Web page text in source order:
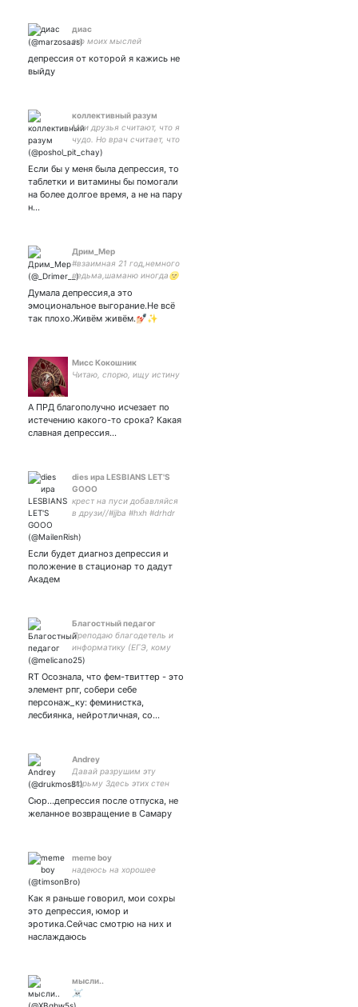
диас
эхо моих мыслей
депрессия от которой я кажись не
выйду
коллективный разум
Мои друзья считают, что я
чудо. Но врач считает, что
это чудо нужно лечить-
Если бы у меня была депрессия, то
таблетки и витамины бы помогали
на более долгое время, а не на пару
н…
Дрим_Мер
#взаимная 21 год,немного
ведьма,шаманю иногда🌝
разговоры о любви ☕️ 🍁
Думала депрессия,а это
эмоциональное выгорание.Не всё
так плохо.Живём живём.💅🏻✨
Мисс Кокошник
Читаю, спорю, ищу истину
А ПРД благополучно исчезает по
истечению какого-то срока? Какая
славная депрессия…
dies ира LESBIANS LET'S
GOOO
крест на пуси добавляйся
в друзи//#jjba #hxh #drhdr
мемов,мерзких
луков,редких рисунков и
уебанских теорий// 21 y.o.
Если будет диагноз депрессия и
положение в стационар то дадут
Академ
Благостный педагог
Преподаю благодетель и
информатику (ЕГЭ, кому
надо - в пм). Мои слова -
фем. Полемист. Пронаунс -
"мой господин". Трейдит.
RT Осознала, что фем-твиттер - это
элемент рпг, собери себе
персонаж_ку: феминистка,
лесбиянка, нейротличная, со…
Andrey
Давай разрушим эту
тюрьму Здесь этих стен
пусть они рухнут, рухнут,
рухнут Обветшавшие
Сюр...депрессия после отпуска, не
желанное возвращение в Самару
meme boy
надеюсь на хорошее
Как я раньше говорил, мои сохры
это депрессия, юмор и
эротика.Сейчас смотрю на них и
наслаждаюсь
мысли..
☠